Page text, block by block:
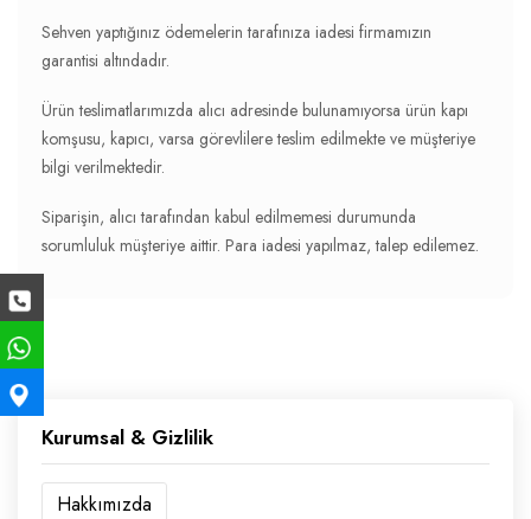
Sehven yaptığınız ödemelerin tarafınıza iadesi firmamızın
garantisi altındadır.
Ürün teslimatlarımızda alıcı adresinde bulunamıyorsa ürün kapı
komşusu, kapıcı, varsa görevlilere teslim edilmekte ve müşteriye
bilgi verilmektedir.
Siparişin, alıcı tarafından kabul edilmemesi durumunda
sorumluluk müşteriye aittir. Para iadesi yapılmaz, talep edilemez.
Kurumsal & Gizlilik
Hakkımızda